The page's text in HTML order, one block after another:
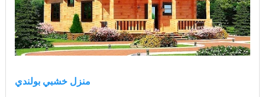
منزل خشبي بولندي